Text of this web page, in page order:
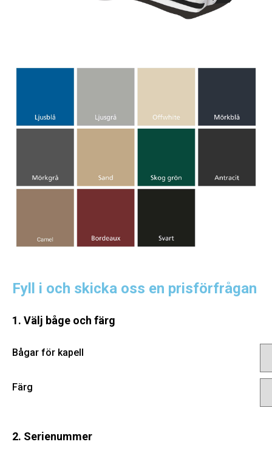
Fyll i och skicka oss en prisförfrågan
1. Välj båge och färg
Bågar för kapell
Färg
2. Serienummer